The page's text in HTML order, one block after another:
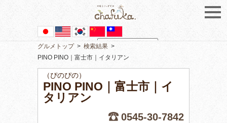
Powered by
グルメトップ> 検索結果 >
PINO PINO｜富士市｜イタリアン
（ぴのぴの）
PINO PINO｜富士市｜イ
タリアン
0545-30-7842